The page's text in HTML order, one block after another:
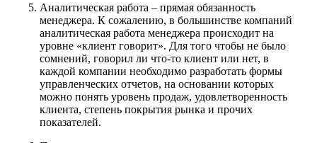
Аналитическая работа – прямая обязанность
менеджера. К сожалению, в большинстве компаний
аналитическая работа менеджера происходит на
уровне «клиент говорит». Для того чтобы не было
сомнений, говорил ли что-то клиент или нет, в
каждой компании необходимо разработать формы
управленческих отчетов, на основании которых
можно понять уровень продаж, удовлетворенность
клиента, степень покрытия рынка и прочих
показателей.